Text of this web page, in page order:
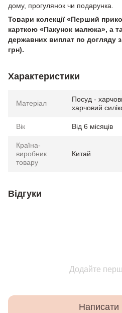
дому, прогулянок чи подарунка.
Товари колекції «Перший
карткою «Пакунок малюка», а
державних виплат по догляду
грн).
Характеристики
Матеріал
Посуд -
харчовий
Вік Від 6 місяців
Країна-
виробник
товару
Китай
Відгуки
Додайте
Написати